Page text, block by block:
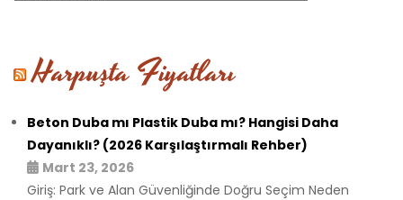
Harpuşta Fiyatları
Beton Duba mı Plastik Duba mı? Hangisi Daha
Dayanıklı? (2026 Karşılaştırmalı Rehber)
Mart 23, 2026
Giriş: Park ve Alan Güvenliğinde Doğru Seçim Neden